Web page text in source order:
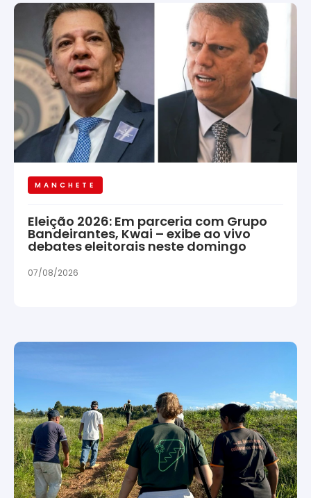
MANCHETE
Eleição 2026: Em parceria com Grupo
Bandeirantes, Kwai – exibe ao vivo
debates eleitorais neste domingo
07/08/2026